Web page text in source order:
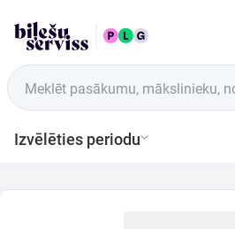
Meklēt pasākumu, mākslinieku,
Izvēlēties periodu
LAT Tirdzniecības vietas